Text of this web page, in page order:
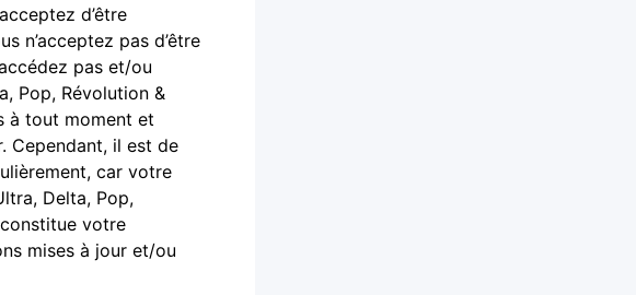
d’être
n’acceptez pas d’être
pas et/ou
Pop, Révolution &
à tout moment et
Cependant, il est de
car votre
Delta, Pop,
votre
mises à jour et/ou